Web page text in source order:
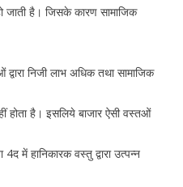
जाती है। जिसके कारण सामाजिक
निजी लाभ अधिक तथा सामाजिक
होता है। इसलिये बाजार ऐसी वस्तओं
में हानिकारक वस्तु द्वारा उत्पन्न